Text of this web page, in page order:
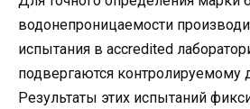
водонепроницаемости
испытания в accredited
подвергаются
Результаты этих испытаний